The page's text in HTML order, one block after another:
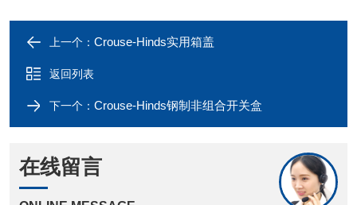
上一个： Crouse-Hinds实用箱盖
返回列表
下一个： Crouse-Hinds钢制非组合开关盒
在线留言